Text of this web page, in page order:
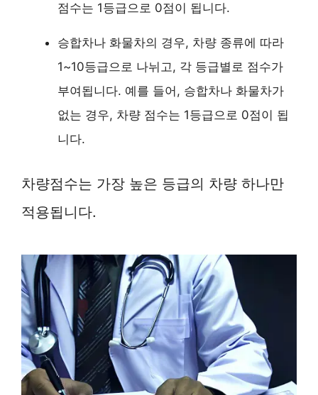
점수는 1등급으로 0점이 됩니다.
승합차나 화물차의 경우, 차량 종류에 따라
1~10등급으로 나뉘고, 각 등급별로 점수가
부여됩니다. 예를 들어, 승합차나 화물차가
없는 경우, 차량 점수는 1등급으로 0점이 됩
니다.
차량점수는 가장 높은 등급의 차량 하나만
적용됩니다.